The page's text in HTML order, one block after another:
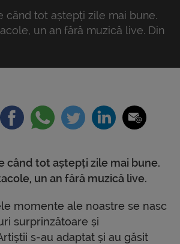
când tot aștepți zile mai bune.
un an fără muzică live. Din
când tot aștepți zile mai bune.
un an fără muzică live.
momente ale noastre se nasc
surprinzătoare și
s-au adaptat și au găsit